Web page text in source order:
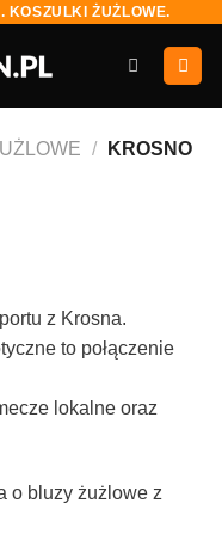
KOSZULKI ŻUŻLOWE.
/ KROSNO
z Krosna.
to połączenie
lokalne oraz
o bluzy żużlowe z